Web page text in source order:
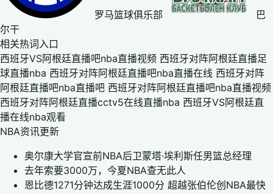
罗马篮球俱乐部
巴
尔干
相关热词入口
西班牙VS阿根廷直播吧nba直播视频 西班牙对阵阿根廷直播足
球直播nba 西班牙对阵阿根廷直播吧nba直播在线 西班牙对阵
阿根廷直播吧nba直播吧 西班牙对阵阿根廷直播吧nba直播视频
西班牙对阵阿根廷直播cctv5在线直播nba 西班牙VS阿根廷直
播在线nba观看
NBA资讯更新
奥尔康大学官宣前NBA后卫蒙塔·埃利斯任男篮总经理
去年索要3000万，今夏NBA查无此人
恩比德1271分钟达成生涯1000分 超越张伯伦创NBA最快